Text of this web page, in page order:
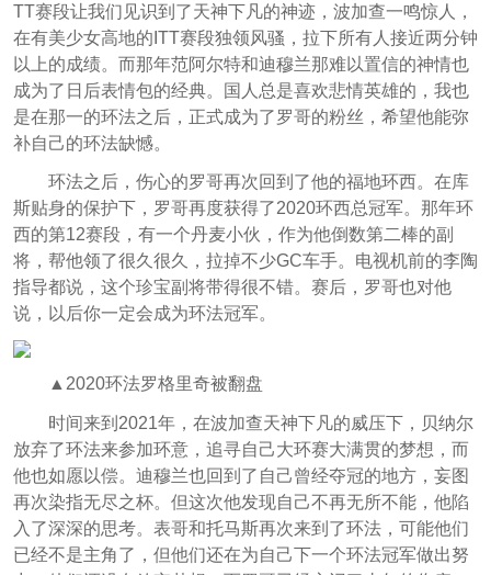
TT赛段让我们见识到了天神下凡的神迹，波加查一鸣惊人，
在有美少女高地的ITT赛段独领风骚，拉下所有人接近两分钟
以上的成绩。而那年范阿尔特和迪穆兰那难以置信的神情也
成为了日后表情包的经典。国人总是喜欢悲情英雄的，我也
是在那一的环法之后，正式成为了罗哥的粉丝，希望他能弥
补自己的环法缺憾。
环法之后，伤心的罗哥再次回到了他的福地环西。在库
斯贴身的保护下，罗哥再度获得了2020环西总冠军。那年环
西的第12赛段，有一个丹麦小伙，作为他倒数第二棒的副
将，帮他领了很久很久，拉掉不少GC车手。电视机前的李陶
指导都说，这个珍宝副将带得很不错。赛后，罗哥也对他
说，以后你一定会成为环法冠军。
▲2020环法罗格里奇被翻盘
时间来到2021年，在波加查天神下凡的威压下，贝纳尔
放弃了环法来参加环意，追寻自己大环赛大满贯的梦想，而
他也如愿以偿。迪穆兰也回到了自己曾经夺冠的地方，妄图
再次染指无尽之杯。但这次他发现自己不再无所不能，他陷
入了深深的思考。表哥和托马斯再次来到了环法，可能他们
已经不是主角了，但他们还在为自己下一个环法冠军做出努